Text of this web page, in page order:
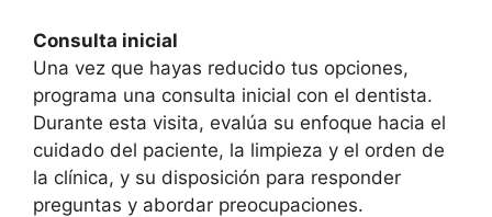
Consulta inicial
Una vez que hayas reducido tus opciones,
programa una consulta inicial con el dentista.
Durante esta visita, evalúa su enfoque hacia el
cuidado del paciente, la limpieza y el orden de
la clínica, y su disposición para responder
preguntas y abordar preocupaciones.